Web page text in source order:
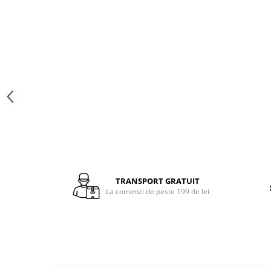
TRANSPORT GRATUIT
La comenzi de peste 199 de lei